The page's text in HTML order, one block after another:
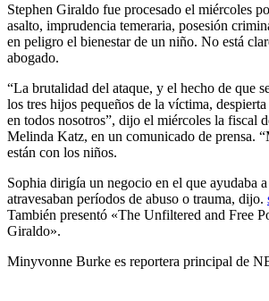
Stephen Giraldo fue procesado el miércoles
asalto, imprudencia temeraria, posesión
en peligro el bienestar de un niño. No está
abogado.
“La brutalidad del ataque, y el hecho de que
los tres hijos pequeños de la víctima,
en todos nosotros”, dijo el miércoles la fiscal
Melinda Katz, en un comunicado de prensa.
están con los niños.
Sophia dirigía un negocio en el que ayudaba
atravesaban períodos de abuso o trauma, dijo.
También presentó «The Unfiltered and Free
Giraldo».
Minyvonne Burke es reportera principal de